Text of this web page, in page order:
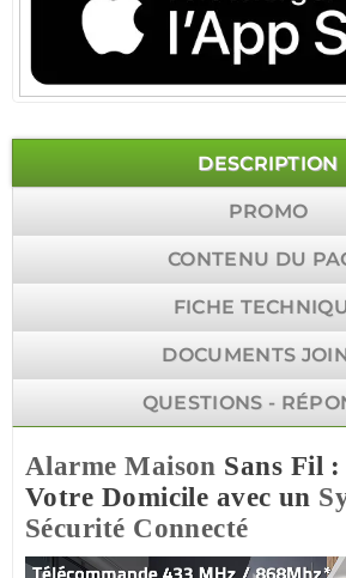
DESCRIPTION
PROMO
CONTENU DU
FICHE
DOCUMENTS
QUESTIONS -
Alarme Maison Sans Fil
Votre Domicile avec un
Sécurité Connecté